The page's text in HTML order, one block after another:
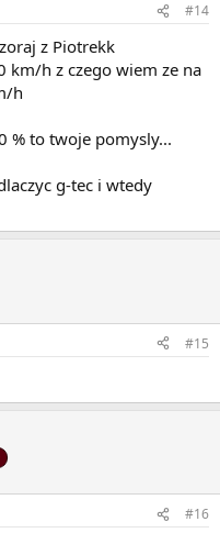
#14
z Piotrekk
km/h z czego wiem ze na
h
% to twoje pomysly...
g-tec i wtedy
#15
#16